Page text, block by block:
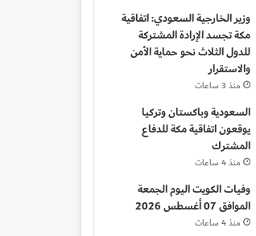
وزير الخارجية السعودي: اتفاقية
مكة تجسد الإرادة المشتركة
للدول الثلاث نحو حماية الأمن
والاستقرار
منذ 3 ساعات
السعودية وباكستان وتركيا
يوقعون اتفاقية مكة للدفاع
المشترك
منذ 4 ساعات
وفيات الكويت اليوم الجمعة
الموافق 07 أغسطس 2026
منذ 4 ساعات